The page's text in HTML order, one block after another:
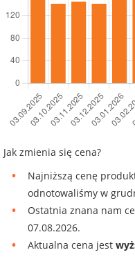
Jak zmienia się cena?
Najniższą cenę
odnotowaliśmy w
Ostatnia znana nam
07.08.2026.
Aktualna cena jest